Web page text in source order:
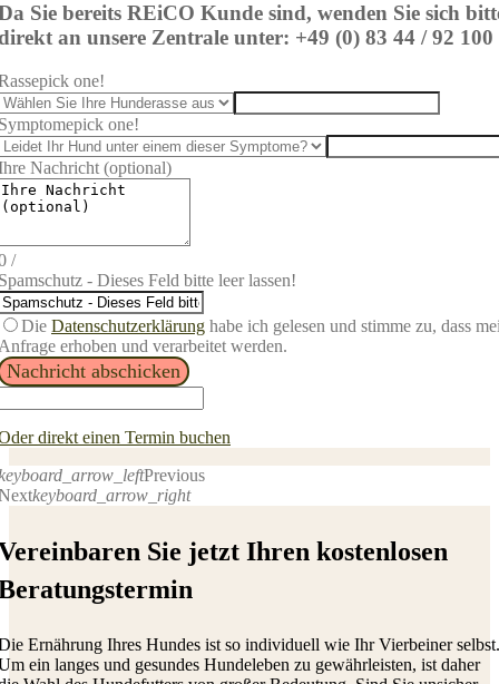
Sie bereits REiCO Kunde sind, wenden Sie sich
an unsere Zentrale unter: +49 (0) 83 44 / 92 100
pick one!
pick one!
Nachricht (optional)
/
- Dieses Feld bitte leer lassen!
Die Datenschutzerklärung habe ich gelesen und stimme zu, dass
erhoben und verarbeitet werden.
Nachricht abschicken
direkt einen Termin buchen
Previous
keyboard_arrow_right
Sie jetzt Ihren kostenlosen
Ernährung Ihres Hundes ist so individuell wie Ihr Vierbeiner selbst.
ein langes und gesundes Hundeleben zu gewährleisten, ist daher